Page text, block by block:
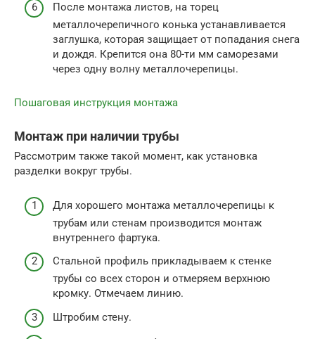
После монтажа листов, на торец
металлочерепичного конька устанавливается
заглушка, которая защищает от попадания снега
и дождя. Крепится она 80-ти мм саморезами
через одну волну металлочерепицы.
Пошаговая инструкция монтажа
Монтаж при наличии трубы
Рассмотрим также такой момент, как установка
разделки вокруг трубы.
Для хорошего монтажа металлочерепицы к
трубам или стенам производится монтаж
внутреннего фартука.
Стальной профиль прикладываем к стенке
трубы со всех сторон и отмеряем верхнюю
кромку. Отмечаем линию.
Штробим стену.